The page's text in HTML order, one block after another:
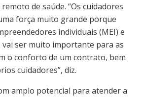
de saúde. “Os cuidadores
força muito grande porque
individuais (MEI) e
vai ser muito importante para as
o conforto de um contrato, bem
cuidadores”, diz.
amplo potencial para atender a